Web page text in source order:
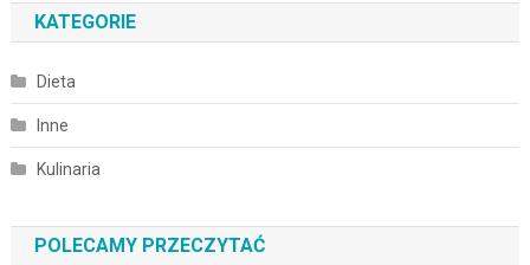
KATEGORIE
Dieta
Inne
Kulinaria
POLECAMY PRZECZYTAĆ